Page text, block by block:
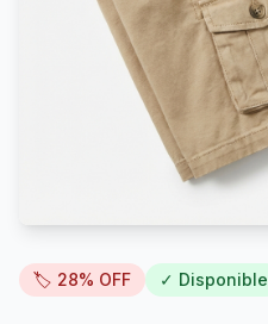
🏷️ 28% OFF ✓ Disponible